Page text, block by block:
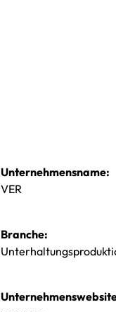
Unternehmensname:
VER
Branche: